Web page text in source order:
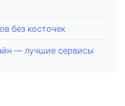
без косточек
— лучшие сервисы